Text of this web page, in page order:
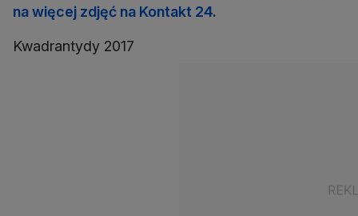
na więcej zdjęć na Kontakt 24.
Kwadrantydy 2017